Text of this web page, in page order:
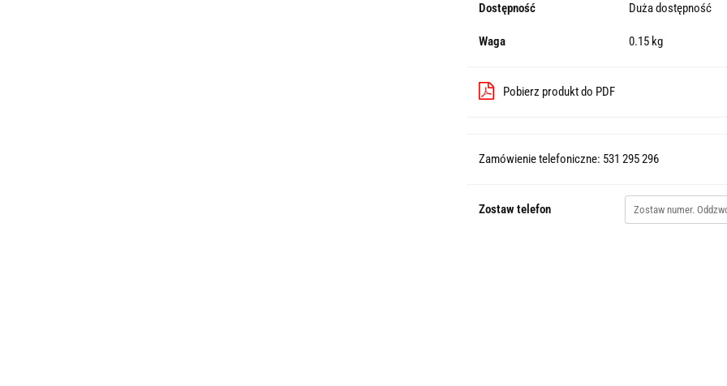
Dostępność Duża dostępność
Waga 0.15 kg
Pobierz produkt do PDF
Zamówienie telefoniczne: 531 295 296
Zostaw telefon